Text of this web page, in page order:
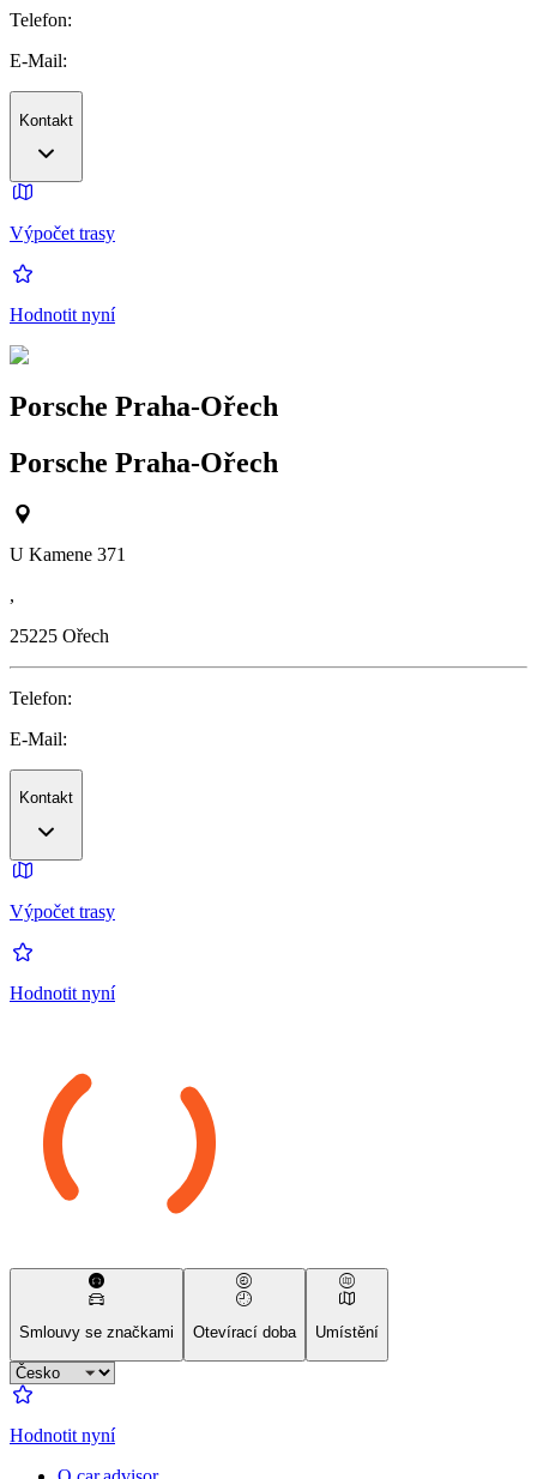
Telefon:
E-Mail:
Kontakt
Výpočet trasy
Hodnotit nyní
Porsche Praha-Ořech
Porsche Praha-Ořech
U Kamene 371
,
25225 Ořech
Telefon:
E-Mail:
Kontakt
Výpočet trasy
Hodnotit nyní
Smlouvy se značkami Otevírací doba Umístění
Hodnotit nyní